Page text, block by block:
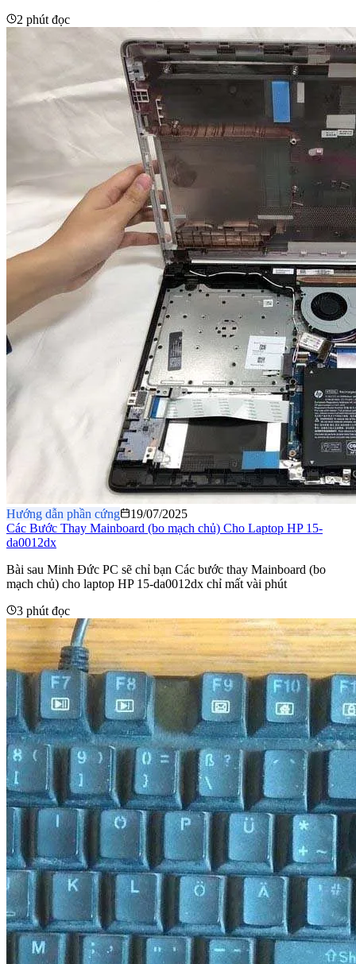
2 phút đọc
Hướng dẫn phần cứng
19/07/2025
Các Bước Thay Mainboard (bo mạch chủ) Cho Laptop HP 15-
da0012dx
Bài sau Minh Đức PC sẽ chỉ bạn Các bước thay Mainboard (bo
mạch chủ) cho laptop HP 15-da0012dx chỉ mất vài phút
3 phút đọc